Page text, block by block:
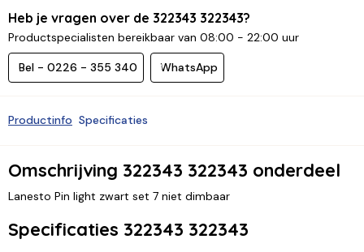
Heb je vragen over de 322343 322343?
Productspecialisten bereikbaar van 08:00 - 22:00 uur
Bel - 0226 - 355 340 WhatsApp
Productinfo Specificaties
Omschrijving 322343 322343 onderdeel
Lanesto Pin light zwart set 7 niet dimbaar
Specificaties 322343 322343